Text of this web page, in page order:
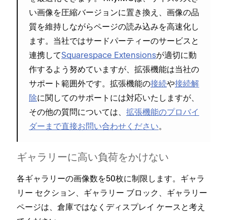
い画像を圧縮バ⁠ージ⁠ョンに置き換え⁠、画像の品
質を維持しながらペ⁠ージの読み込みを高速化し
ます⁠。当社ではサ⁠ードパ⁠ーテ⁠ィ⁠ーのサ⁠ービスと
連携してSquarespace Extensionsが適切に動
作するよう努めていますが⁠、拡張機能は当社の
サポ⁠ート範囲外です⁠。拡張機能の接続や接続解
除に関してのサポ⁠ートには対応いたしますが⁠、
その他の質問については⁠、 拡張機能のプロバイ
ダ⁠ーまで直接お問い合わせください⁠。
ギ⁠ャラリ⁠ーに高い負荷をかけない
各ギ⁠ャラリ⁠ーの画像数を50枚に制限します⁠。ギ⁠ャラ
リ⁠ー セクシ⁠ョン⁠、ギ⁠ャラリ⁠ー ブロ⁠ック⁠、ギ⁠ャラリ⁠ー
ペ⁠ージは⁠、倉庫ではなくデ⁠ィスプレイ ケ⁠ースと考え